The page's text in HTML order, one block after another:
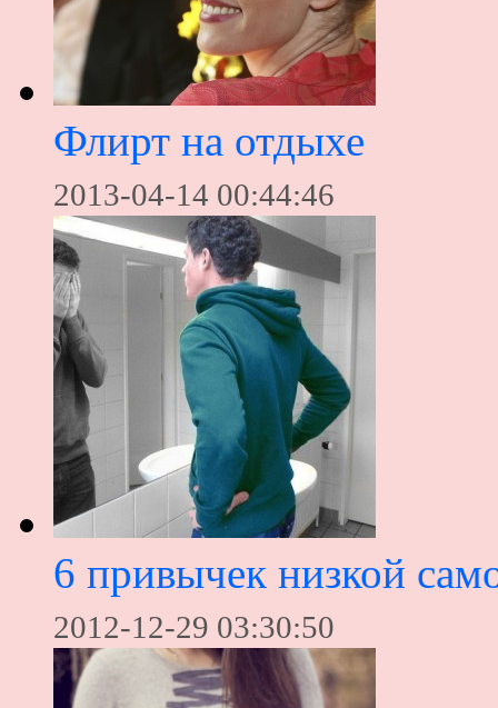
Флирт на отдыхе
2013-04-14 00:44:46
6 привычек низкой
2012-12-29 03:30:50